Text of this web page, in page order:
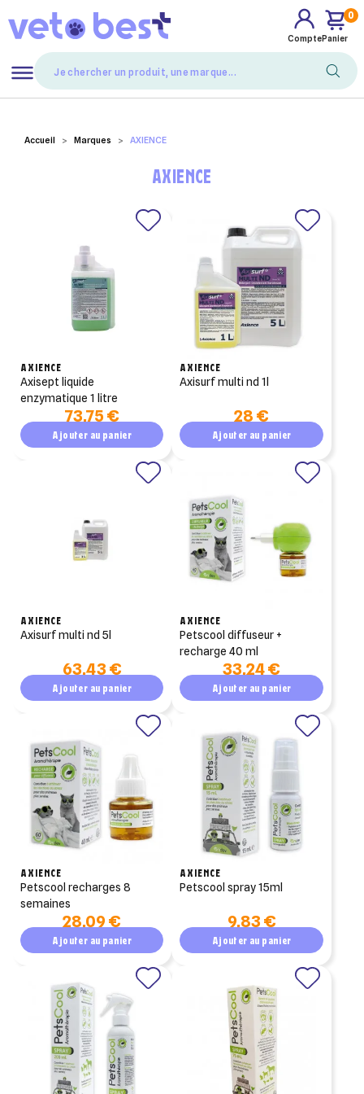
Compte
0
Panier
Accueil Marques AXIENCE
AXIENCE
AXIENCE
axisept liquide
enzymatique 1 litre
73,75 €
Ajouter au panier
AXIENCE
axisurf multi nd 1l
28 €
Ajouter au panier
AXIENCE
axisurf multi nd 5l
63,43 €
Ajouter au panier
AXIENCE
petscool diffuseur +
recharge 40 ml
33,24 €
Ajouter au panier
AXIENCE
petscool recharges 8
semaines
28,09 €
Ajouter au panier
AXIENCE
petscool spray 15ml
9,83 €
Ajouter au panier